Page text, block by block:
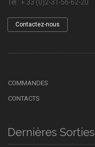
Tel : + 33 (0)2-31-56-62-20
Contactez-nous
COMMANDES
CONTACTS
Dernières Sorties